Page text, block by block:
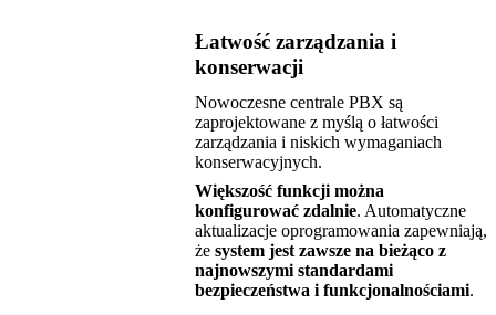
Łatwość zarządzania i
konserwacji
Nowoczesne centrale PBX są
zaprojektowane z myślą o łatwości
zarządzania i niskich wymaganiach
konserwacyjnych.
Większość funkcji można
konfigurować zdalnie. Automatyczne
aktualizacje oprogramowania zapewniają,
że system jest zawsze na bieżąco z
najnowszymi standardami
bezpieczeństwa i funkcjonalnościami.